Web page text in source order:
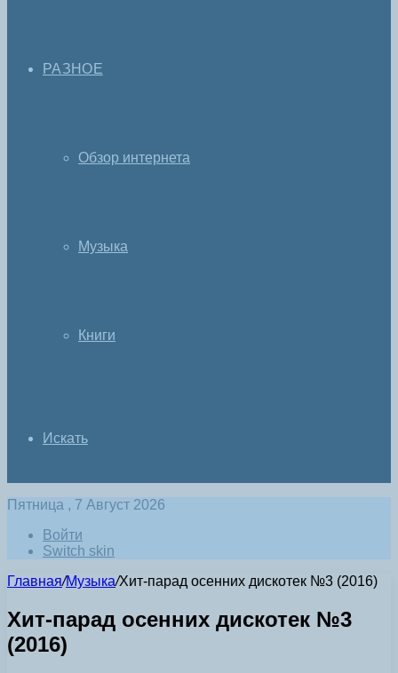
РАЗНОЕ
Обзор интернета
Музыка
Книги
Искать
Пятница , 7 Август 2026
Войти
Switch skin
Главная/Музыка/Хит-парад осенних дискотек №3 (2016)
Хит-парад осенних дискотек №3
(2016)